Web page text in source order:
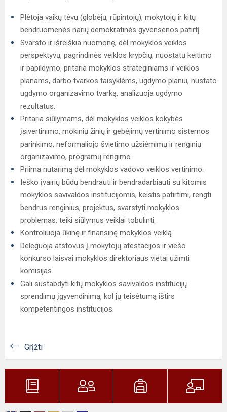
Plėtoja vaikų tėvų (globėjų, rūpintojų), mokytojų ir kitų
bendruomenės narių demokratinės gyvensenos patirtį.
Svarsto ir išreiškia nuomonę, dėl mokyklos veiklos
perspektyvų, pagrindinės veiklos krypčių, nuostatų keitimo
ir papildymo, pritaria mokyklos strateginiams ir veiklos
planams, darbo tvarkos taisyklėms, ugdymo planui, nustato
ugdymo organizavimo tvarką, analizuoja ugdymo
rezultatus.
Pritaria siūlymams, dėl mokyklos veiklos kokybės
įsivertinimo, mokinių žinių ir gebėjimų vertinimo sistemos
parinkimo, neformaliojo švietimo užsiėmimų ir renginių
organizavimo, programų rengimo.
Priima nutarimą dėl mokyklos vadovo veiklos vertinimo.
Ieško įvairių būdų bendrauti ir bendradarbiauti su kitomis
mokyklos savivaldos institucijomis, keistis patirtimi, rengti
bendrus renginius, projektus, svarstyti mokyklos
problemas, teiki siūlymus veiklai tobulinti.
Kontroliuoja ūkinę ir finansinę mokyklos veiklą.
Deleguoja atstovus į mokytojų atestacijos ir viešo
konkurso laisvai mokyklos direktoriaus vietai užimti
komisijas.
Gali sustabdyti kitų mokyklos savivaldos institucijų
sprendimų įgyvendinimą, kol jų teisėtumą ištirs
kompetentingos institucijos.
Grįžti